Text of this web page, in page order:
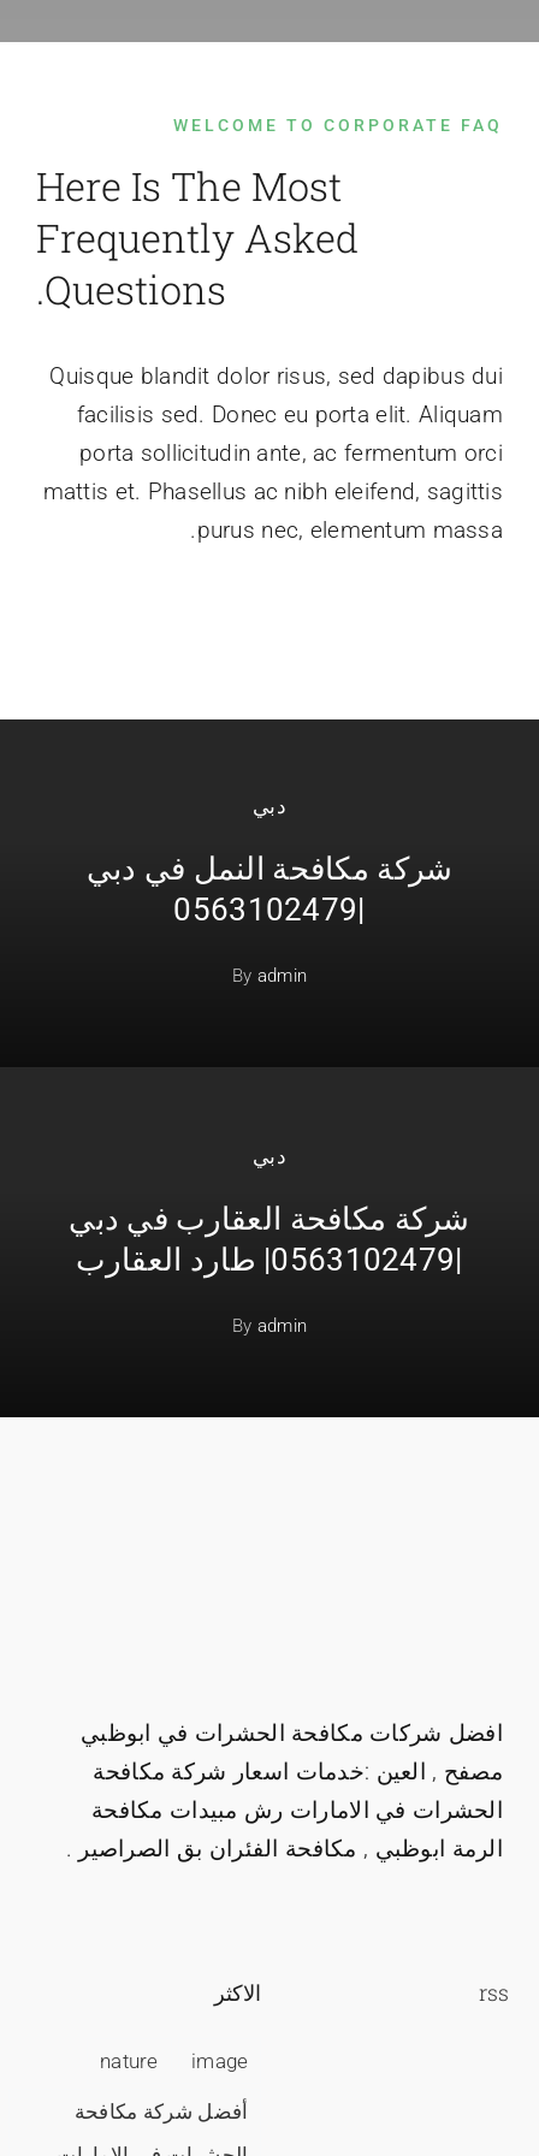
WELCOME TO CORPORATE FAQ
Here Is The Most
Frequently Asked
Questions.
Quisque blandit dolor risus, sed dapibus dui
facilisis sed. Donec eu porta elit. Aliquam
porta sollicitudin ante, ac fermentum orci
mattis et. Phasellus ac nibh eleifend, sagittis
purus nec, elementum massa.
دبي
شركة مكافحة النمل في دبي
|0563102479
By admin
دبي
شركة مكافحة العقارب في دبي
|0563102479| طارد العقارب
By admin
افضل شركات مكافحة الحشرات في ابوظبي
مصفح , العين :خدمات اسعار شركة مكافحة
الحشرات في الامارات رش مبيدات مكافحة
الرمة ابوظبي , مكافحة الفئران بق الصراصير .
rss الاكثر
image
nature
أفضل شركة مكافحة